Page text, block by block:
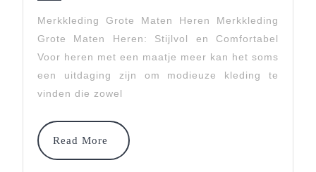
Heren
Met
Grote
Maten
Merkkleding Grote Maten Heren Merkkleding
Grote Maten Heren: Stijlvol en Comfortabel
Voor heren met een maatje meer kan het soms
een uitdaging zijn om modieuze kleding te
vinden die zowel
Read More
Read
More